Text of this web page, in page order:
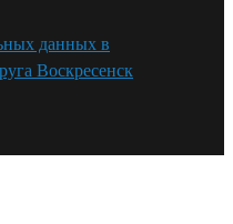
данных в
Воскресенск